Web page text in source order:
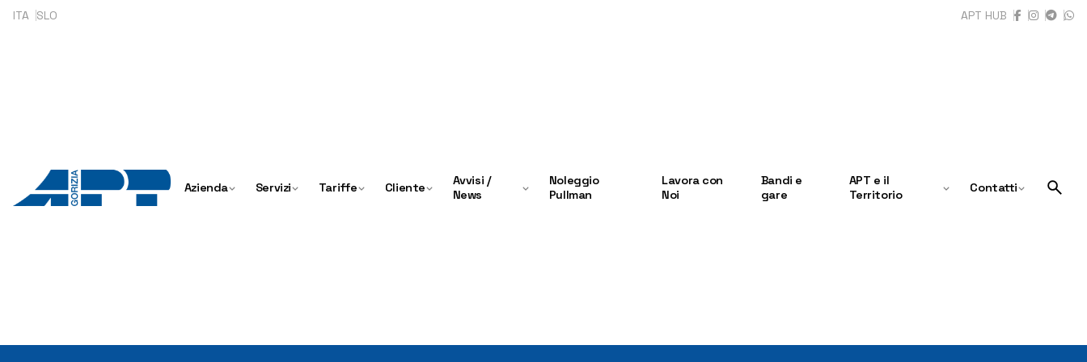
ITA SLO APT HUB
Azienda Servizi Tariffe Cliente
Avvisi /
News
Noleggio
Pullman
Lavora con
Noi
Bandi e
gare
APT e il
Territorio
Contatti